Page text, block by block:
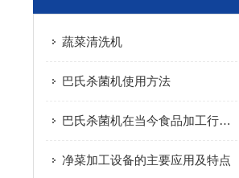
蔬菜清洗机
巴氏杀菌机使用方法
巴氏杀菌机在当今食品加工行业的地位
净菜加工设备的主要应用及特点